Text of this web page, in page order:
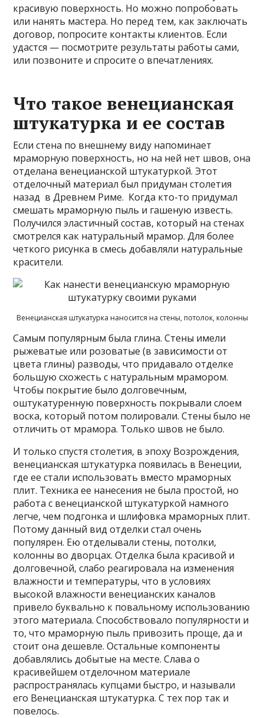
красивую поверхность. Но можно попробовать
или нанять мастера. Но перед тем, как заключать
договор, попросите контакты клиентов. Если
удастся — посмотрите результаты работы сами,
или позвоните и спросите о впечатлениях.
Что такое венецианская
штукатурка и ее состав
Если стена по внешнему виду напоминает
мраморную поверхность, но на ней нет швов, она
отделана венецианской штукатуркой. Этот
отделочный материал был придуман столетия
назад в Древнем Риме. Когда кто-то придумал
смешать мраморную пыль и гашеную известь.
Получился эластичный состав, который на стенах
смотрелся как натуральный мрамор. Для более
четкого рисунка в смесь добавляли натуральные
красители.
Венецианская штукатурка наносится на стены, потолок, колонны
Самым популярным была глина. Стены имели
рыжеватые или розоватые (в зависимости от
цвета глины) разводы, что придавало отделке
большую схожесть с натуральным мрамором.
Чтобы покрытие было долговечным,
оштукатуренную поверхность покрывали слоем
воска, который потом полировали. Стены было не
отличить от мрамора. Только швов не было.
И только спустя столетия, в эпоху Возрождения,
венецианская штукатурка появилась в Венеции,
где ее стали использовать вместо мраморных
плит. Техника ее нанесения не была простой, но
работа с венецианской штукатуркой намного
легче, чем подгонка и шлифовка мраморных плит.
Потому данный вид отделки стал очень
популярен. Ею отделывали стены, потолки,
колонны во дворцах. Отделка была красивой и
долговечной, слабо реагировала на изменения
влажности и температуры, что в условиях
высокой влажности венецианских каналов
привело буквально к повальному использованию
этого материала. Способствовало популярности и
то, что мраморную пыль привозить проще, да и
стоит она дешевле. Остальные компоненты
добавлялись добытые на месте. Слава о
красивейшем отделочном материале
распространялась купцами быстро, и называли
его Венецианская штукатурка. С тех пор так и
повелось.